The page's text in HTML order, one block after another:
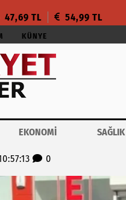
47,69 TL 54,99 TL
KÜNYE
EKONOMİ SAĞLIK
0